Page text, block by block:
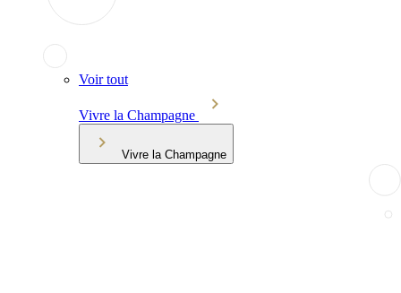
Voir tout
Vivre la Champagne
Vivre la Champagne